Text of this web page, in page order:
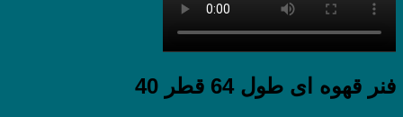
فنر قهوه ای طول 64 قطر 40